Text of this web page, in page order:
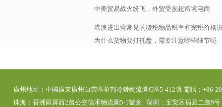
中美贸易战火纷飞，外贸受损超跨境电商
港澳进出境常见的缴税物品税率和完税价格
为什么货物要打托盘，需要注意哪些细节呢
廣州地址：中國廣東廣州白雲區華邦冷鏈物流園C區5-412號 電話：+86-
珠海：香洲區屏西2路公交信禾物流園5-1號倉 | 深圳：宝安区福园二路9